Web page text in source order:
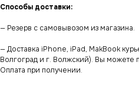
Способы доставки:
— Резерв с самовывозом из магазина.
— Доставка iPhone, iPad, MakBook
Волгоград и г. Волжский). Вы можете
Оплата при получении.